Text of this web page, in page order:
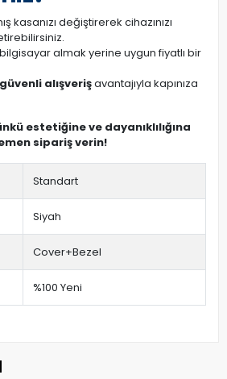
kasanızı değiştirerek cihazınızı
almak yerine uygun fiyatlı bir
alışverişavantajıyla kapınıza
estetiğine ve dayanıklılığına
sipariş verin!
Standart
Siyah
Cover+Bezel
%100 Yeni